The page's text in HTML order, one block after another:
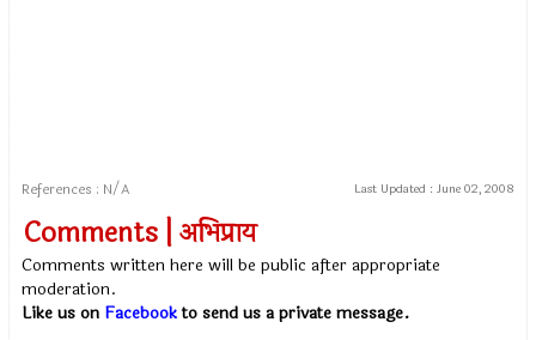
References : N/A Last Updated : June 02, 2008
Comments | अभिप्राय
Comments written here will be public after appropriate
moderation.
Like us on Facebookto send us a private message.